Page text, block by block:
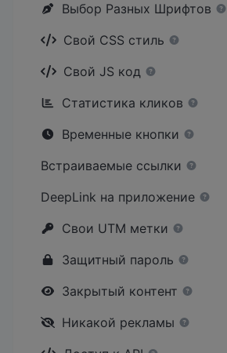
Выбор Разных Шрифтов
Свой CSS стиль
Свой JS код
Статистика кликов
Временные кнопки
Встраиваемые ссылки
DeepLink на приложение
Свои UTM метки
Защитный пароль
Закрытый контент
Никакой рекламы